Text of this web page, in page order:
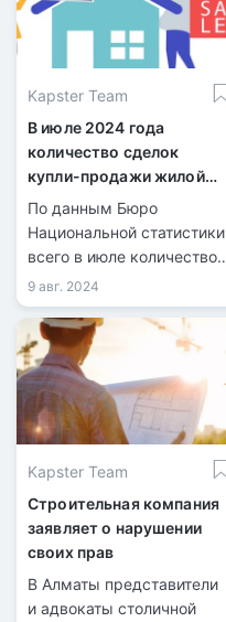
Kapster Team
В июле 2024 года
количество сделок
купли-продажи жилой
недвижимости
увеличилось на 21,7%
По данным Бюро
Национальной статистики
всего в июле количество
зарегистрированных
сделок купли-продажи
жилья составило 40 099,
из них 9 126 по
индивидуальным домам и
30 973 по квартирам в
многоквартирных домах.
9 авг. 2024
Kapster Team
Строительная компания
заявляет о нарушении
своих прав
В Алматы представители
и адвокаты столичной